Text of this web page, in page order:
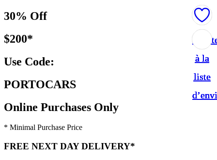
30% Off
$200*
Use Code:
PORTOCARS
Online Purchases Only
* Minimal Purchase Price
FREE NEXT DAY DELIVERY*
à la
liste
à la
liste
à la
liste
à la
liste
à la
liste